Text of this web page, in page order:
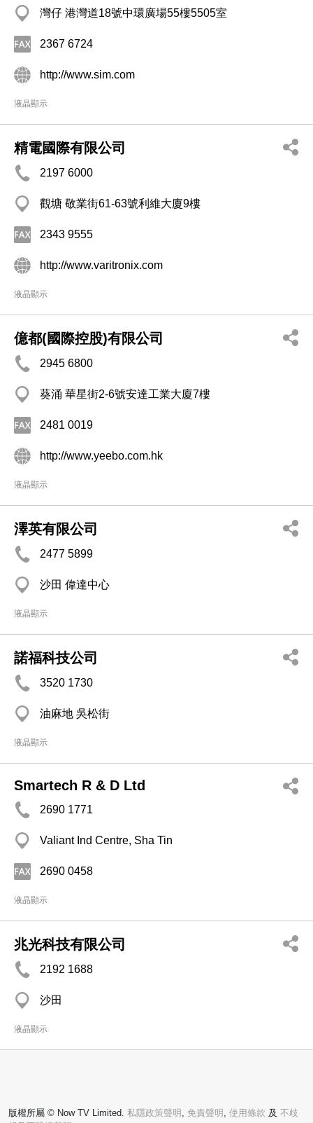
灣仔 港灣道18號中環廣場55樓5505室
2367 6724
http://www.sim.com
液晶顯示
精電國際有限公司
2197 6000
觀塘 敬業街61-63號利維大廈9樓
2343 9555
http://www.varitronix.com
液晶顯示
億都(國際控股)有限公司
2945 6800
葵涌 華星街2-6號安達工業大廈7樓
2481 0019
http://www.yeebo.com.hk
液晶顯示
澤英有限公司
2477 5899
沙田 偉達中心
液晶顯示
諾福科技公司
3520 1730
油麻地 吳松街
液晶顯示
Smartech R & D Ltd
2690 1771
Valiant Ind Centre, Sha Tin
2690 0458
液晶顯示
兆光科技有限公司
2192 1688
沙田
液晶顯示
版權所屬 © Now TV Limited. 私隱政策聲明 , 免責聲明 , 使用條款 及 不歧